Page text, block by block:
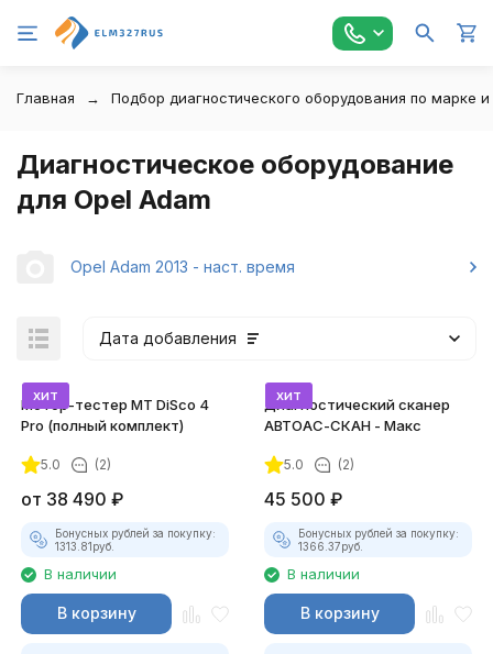
Главная Подбор диагностического оборудования по марке
Диагностическое оборудование
для Opel Adam
Opel Adam 2013 - наст. время
Дата добавления
хит
Мотор-тестер MT DiSco 4
Pro (полный комплект)
5.0 (2)
от 38 490 ₽
Бонусных рублей за покупку:
1313.81руб.
В наличии
В корзину
хит
Диагностический сканер
АВТОАС-СКАН - Макс
5.0 (2)
45 500 ₽
Бонусных рублей за покупку:
1366.37руб.
В наличии
В корзину